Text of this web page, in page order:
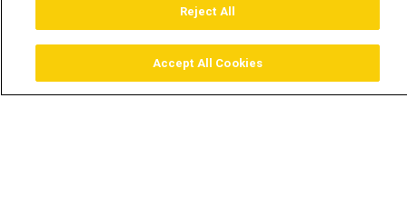
Guia TV
Reject All
Accept All Cookies